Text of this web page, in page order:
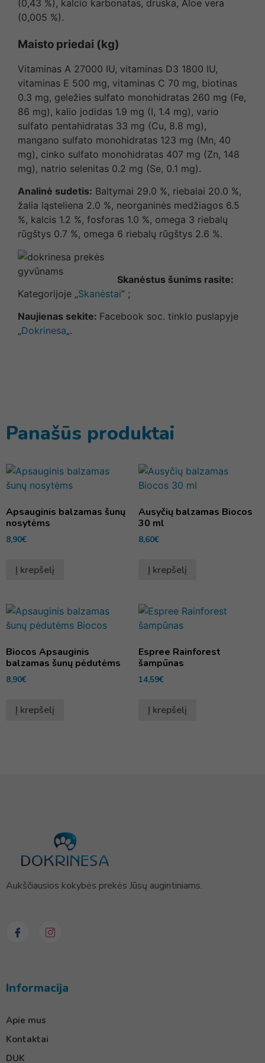
(0,43 %), kalcio karbonatas, druska, Aloe vera
(0,005 %).
Maisto priedai (kg)
Vitaminas A 27000 IU, vitaminas D3 1800 IU,
vitaminas E 500 mg, vitaminas C 70 mg, biotinas
0.3 mg, geležies sulfato monohidratas 260 mg (Fe,
86 mg), kalio jodidas 1.9 mg (I, 1.4 mg), vario
sulfato pentahidratas 33 mg (Cu, 8.8 mg),
mangano sulfato monohidratas 123 mg (Mn, 40
mg), cinko sulfato monohidratas 407 mg (Zn, 148
mg), natrio selenitas 0.2 mg (Se, 0.1 mg).
Analinė sudetis: Baltymai 29.0 %, riebalai 20.0 %,
žalia ląsteliena 2.0 %, neorganinės medžiagos 6.5
%, kalcis 1.2 %, fosforas 1.0 %, omega 3 riebalų
rūgštys 0.7 %, omega 6 riebalų rūgštys 2.6 %.
Skanėstus šunims rasite:
Kategorijoje „Skanėstai” ;
Naujienas sekite: Facebook soc. tinklo puslapyje
„Dokrinesa„.
Panašūs produktai
Apsauginis balzamas šunų
nosytėms
8,90€
Į krepšelį
Ausyčių balzamas Biocos
30 ml
8,60€
Į krepšelį
Biocos Apsauginis
balzamas šunų pėdutėms
8,90€
Į krepšelį
Espree Rainforest
šampūnas
14,59€
Į krepšelį
Aukščiausios kokybės prekės Jūsų augintiniams.
Informacija
Apie mus
Kontaktai
DUK